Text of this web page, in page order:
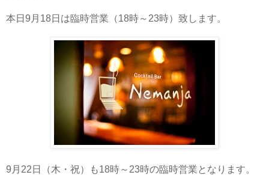
本日9月18日は臨時営業（18時～23時）致します。
9月22日（木・祝）も18時～23時の臨時営業となります。